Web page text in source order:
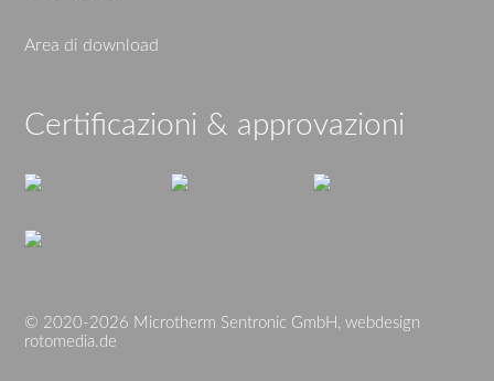
Area di download
Certificazioni & approvazioni
© 2020-2026 Microtherm Sentronic GmbH, webdesign
rotomedia.de